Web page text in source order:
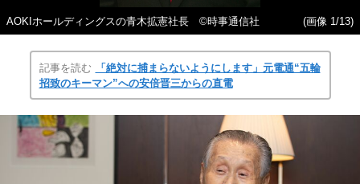
AOKIホールディングスの青木拡憲社長 ©時事通信社 (画像 1/13)
記事を読む
「絶対に捕まらないようにします」元電通“五輪
招致のキーマン”への安倍晋三からの直電